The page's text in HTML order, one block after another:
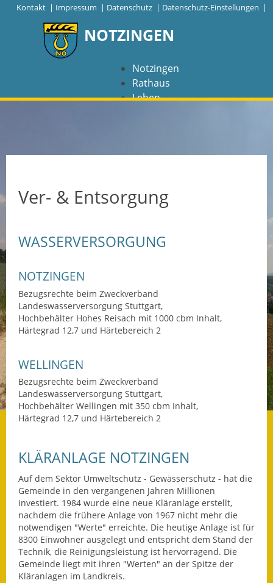
Kontakt | Impressum | Datenschutz | Datenschutz-Einstellungen |
NOTZINGEN
Notzingen
Rathaus
Leben
NAVIGATION
Barrierefreiheit
Datenschutz
Datenschutz im
Steueramt
Geschichte und
Gegenwart
Informationsbroschüre
Lärmaktionsplan
Leichte Sprache
Ver- & Entsorgung
WASSERVERSORGUNG
NOTZINGEN
Bezugsrechte beim Zweckverband
Landeswasserversorgung Stuttgart,
Hochbehälter Hohes Reisach mit 1000 cbm Inhalt,
Härtegrad 12,7 und Härtebereich 2
WELLINGEN
Bezugsrechte beim Zweckverband
Landeswasserversorgung Stuttgart,
Hochbehälter Wellingen mit 350 cbm Inhalt,
Härtegrad 12,7 und Härtebereich 2
KLÄRANLAGE NOTZINGEN
Auf dem Sektor Umweltschutz - Gewässerschutz - hat die
Gemeinde in den vergangenen Jahren Millionen
investiert. 1984 wurde eine neue Kläranlage erstellt,
nachdem die frühere Anlage von 1967 nicht mehr die
notwendigen "Werte" erreichte. Die heutige Anlage ist für
8300 Einwohner ausgelegt und entspricht dem Stand der
Technik, die Reinigungsleistung ist hervorragend. Die
Gemeinde liegt mit ihren "Werten" an der Spitze der
Kläranlagen im Landkreis.